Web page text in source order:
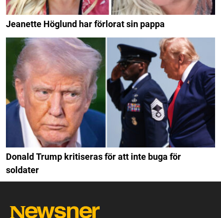
Jeanette Höglund har förlorat sin pappa
Donald Trump kritiseras för att inte buga för
soldater